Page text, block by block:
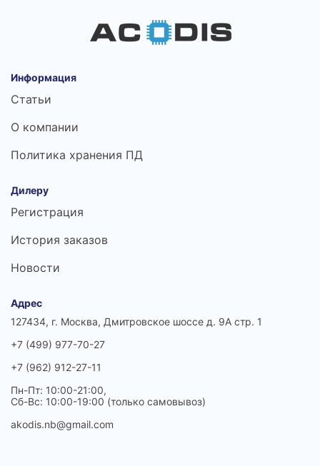
Информация
Статьи
О компании
Политика хранения ПД
Дилеру
Регистрация
История заказов
Новости
Адрес
127434, г. Москва, Дмитровское шоссе д. 9А стр. 1
+7 (499) 977-70-27
+7 (962) 912-27-11
Пн-Пт: 10:00-21:00,
Сб-Вс: 10:00-19:00 (только самовывоз)
akodis.nb@gmail.com